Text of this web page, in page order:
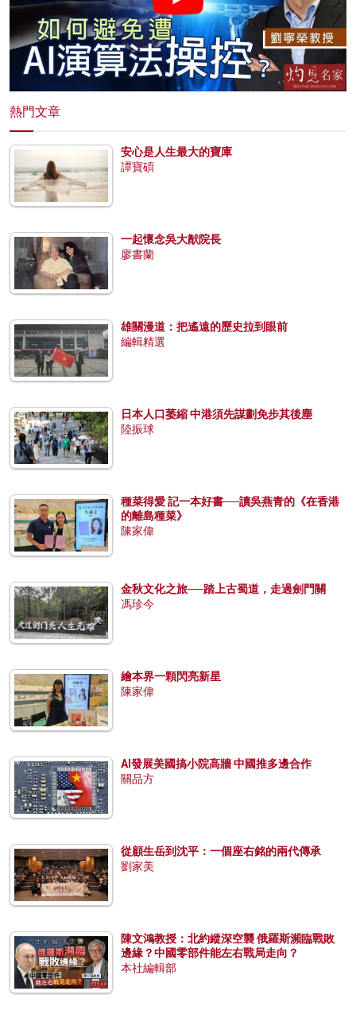
熱門文章
安心是人生最大的寶庫
譚寶碩
一起懷念吳大猷院長
廖書蘭
雄關漫道：把遙遠的歷史拉到眼前
編輯精選
日本人口萎縮 中港須先謀劃免步其後塵
陸振球
種菜得愛 記一本好書──讀吳燕青的《在香港
的離島種菜》
陳家偉
金秋文化之旅──踏上古蜀道，走過劍門關
馮珍今
繪本界一顆閃亮新星
陳家偉
AI發展美國搞小院高牆 中國推多邊合作
關品方
從顧生岳到沈平：一個座右銘的兩代傳承
劉家美
陳文鴻教授：北約縱深空襲 俄羅斯瀕臨戰敗
邊緣？中國零部件能左右戰局走向？
本社編輯部